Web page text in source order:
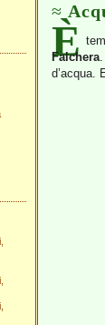
È
Falchera.
d’acqua.